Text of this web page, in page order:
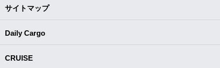
サイトマップ
Daily Cargo
CRUISE